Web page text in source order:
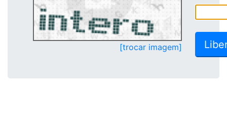
[trocar imagem]